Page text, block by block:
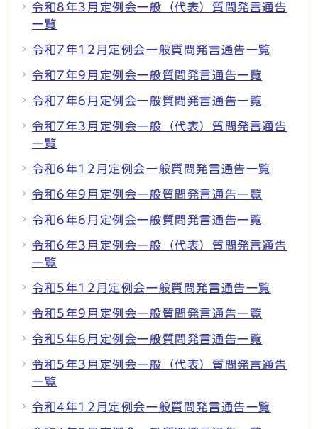
令和8年3月定例会一般（代表）質問発言通告
一覧
令和7年12月定例会一般質問発言通告一覧
令和7年9月定例会一般質問発言通告一覧
令和7年6月定例会一般質問発言通告一覧
令和7年3月定例会一般（代表）質問発言通告
一覧
令和6年12月定例会一般質問発言通告一覧
令和6年9月定例会一般質問発言通告一覧
令和6年6月定例会一般質問発言通告一覧
令和6年3月定例会一般（代表）質問発言通告
一覧
令和5年12月定例会一般質問発言通告一覧
令和5年9月定例会一般質問発言通告一覧
令和5年6月定例会一般質問発言通告一覧
令和5年3月定例会一般（代表）質問発言通告
一覧
令和4年12月定例会一般質問発言通告一覧